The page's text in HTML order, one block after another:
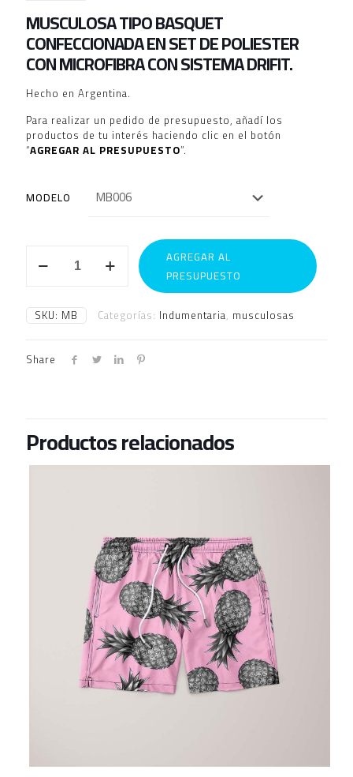
MUSCULOSA TIPO BASQUET
CONFECCIONADA EN SET DE POLIESTER
CON MICROFIBRA CON SISTEMA DRIFIT.
Hecho en Argentina.
Para realizar un pedido de presupuesto, añadí los
productos de tu interés haciendo clic en el botón
“AGREGAR AL PRESUPUESTO”.
MODELO
TIPO
AGREGAR AL
PRESUPUESTO
SKU: MB Categorías: Indumentaria, musculosas
Share
Productos relacionados